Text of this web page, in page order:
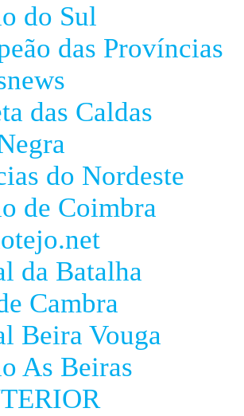
do Sul
das Províncias
das Caldas
do Nordeste
de Coimbra
da Batalha
Cambra
Beira Vouga
As Beiras